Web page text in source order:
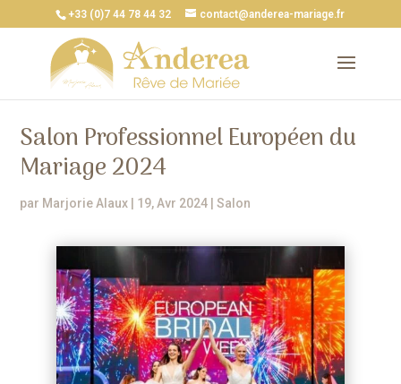
+33 (0)7 44 78 44 32 contact@anderea-mariage.fr
Salon Professionnel Européen du
Mariage 2024
par Marjorie Alaux 19, Avr 2024 |Salon